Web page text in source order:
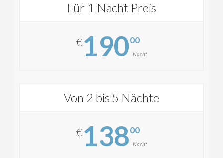
Für 1 Nacht Preis
€19000
Nacht
Von 2 bis 5 Nächte
€13800
Nacht